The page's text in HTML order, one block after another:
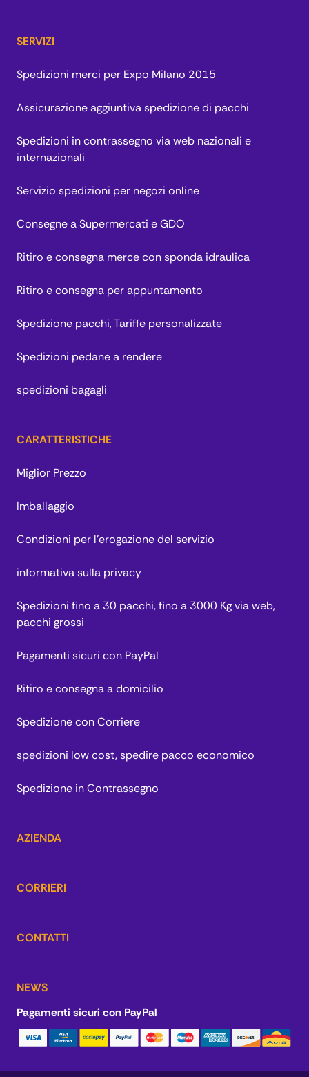
SERVIZI
Spedizioni merci per Expo Milano 2015
Assicurazione aggiuntiva spedizione di pacchi
Spedizioni in contrassegno via web nazionali e
internazionali
Servizio spedizioni per negozi online
Consegne a Supermercati e GDO
Ritiro e consegna merce con sponda idraulica
Ritiro e consegna per appuntamento
Spedizione pacchi, Tariffe personalizzate
Spedizioni pedane a rendere
spedizioni bagagli
CARATTERISTICHE
Miglior Prezzo
Imballaggio
Condizioni per l’erogazione del servizio
informativa sulla privacy
Spedizioni fino a 30 pacchi, fino a 3000 Kg via web,
pacchi grossi
Pagamenti sicuri con PayPal
Ritiro e consegna a domicilio
Spedizione con Corriere
spedizioni low cost, spedire pacco economico
Spedizione in Contrassegno
AZIENDA
CORRIERI
CONTATTI
NEWS
Pagamenti sicuri con PayPal